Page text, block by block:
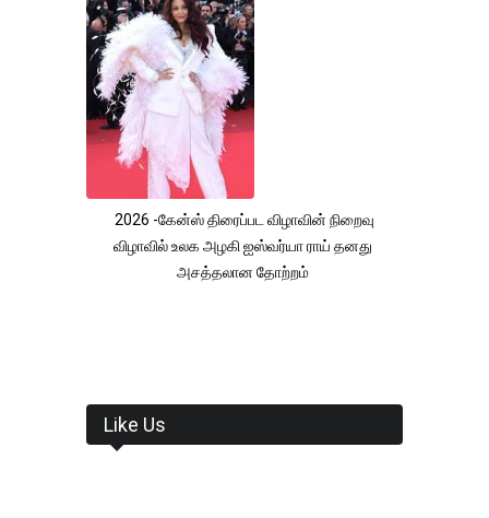
2026 -கேன்ஸ் திரைப்பட விழாவின் நிறைவு
விழாவில் உலக அழகி ஐஸ்வர்யா ராய் தனது
அசத்தலான தோற்றம்
Like Us